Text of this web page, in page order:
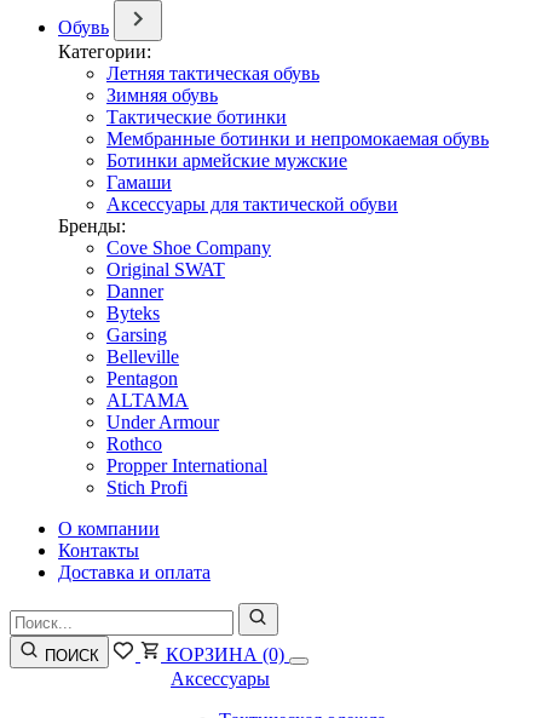
Обувь
Категории:
Летняя тактическая обувь
Зимняя обувь
Тактические ботинки
Мембранные ботинки и непромокаемая обувь
Ботинки армейские мужские
Гамаши
Аксессуары для тактической обуви
Бренды:
Cove Shoe Company
Original SWAT
Danner
Byteks
Garsing
Belleville
Pentagon
ALTAMA
Under Armour
Rothco
Propper International
Stich Profi
О компании
Контакты
Доставка и оплата
ПОИСК КОРЗИНА (0)
Аксессуары